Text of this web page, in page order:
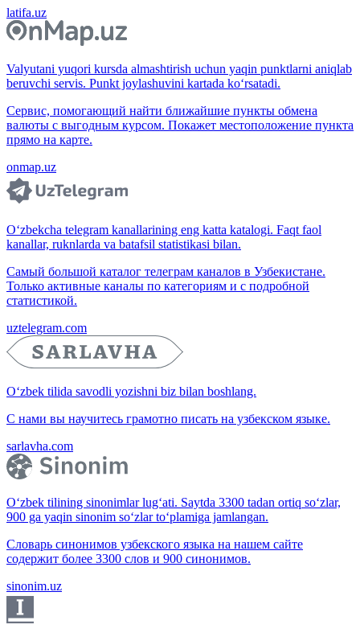
latifa.uz
Valyutani yuqori kursda almashtirish uchun yaqin punktlarni aniqlab
beruvchi servis. Punkt joylashuvini kartada ko‘rsatadi.
Сервис, помогающий найти ближайшие пункты обмена
валюты с выгодным курсом. Покажет местоположение пункта
прямо на карте.
onmap.uz
O‘zbekcha telegram kanallarining eng katta katalogi. Faqt faol
kanallar, ruknlarda va batafsil statistikasi bilan.
Самый большой каталог телеграм каналов в Узбекистане.
Только активные каналы по категориям и с подробной
статистикой.
uztelegram.com
O‘zbek tilida savodli yozishni biz bilan boshlang.
С нами вы научитесь грамотно писать на узбекском языке.
sarlavha.com
O‘zbek tilining sinonimlar lug‘ati. Saytda 3300 tadan ortiq so‘zlar,
900 ga yaqin sinonim so‘zlar to‘plamiga jamlangan.
Словарь синонимов узбекского языка на нашем сайте
содержит более 3300 слов и 900 синонимов.
sinonim.uz